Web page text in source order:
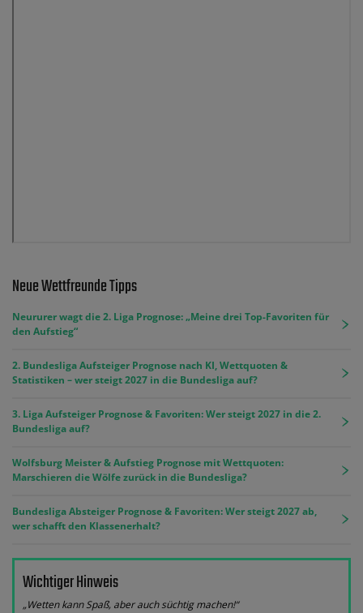
Neue Wettfreunde Tipps
Neururer wagt die 2. Liga Prognose: „Meine drei Top-Favoriten für
den Aufstieg“
2. Bundesliga Aufsteiger Prognose nach KI, Wettquoten &
Statistiken – wer steigt 2027 in die Bundesliga auf?
3. Liga Aufsteiger Prognose & Favoriten: Wer steigt 2027 in die 2.
Bundesliga auf?
Wolfsburg Meister & Aufstieg Prognose mit Wettquoten:
Marschieren die Wölfe zurück in die Bundesliga?
Bundesliga Absteiger Prognose & Favoriten: Wer steigt 2027 ab,
wer schafft den Klassenerhalt?
Wichtiger Hinweis
„Wetten kann Spaß, aber auch süchtig machen!“